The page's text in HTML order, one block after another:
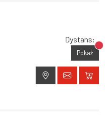
Dystans:
Pokaż